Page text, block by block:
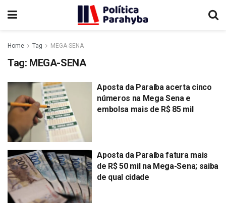
Home Tag MEGA-SENA
Tag: MEGA-SENA
Aposta da Paraíba acerta cinco
números na Mega Sena e
embolsa mais de R$ 85 mil
Aposta da Paraíba fatura mais
de R$ 50 mil na Mega-Sena; saiba
de qual cidade